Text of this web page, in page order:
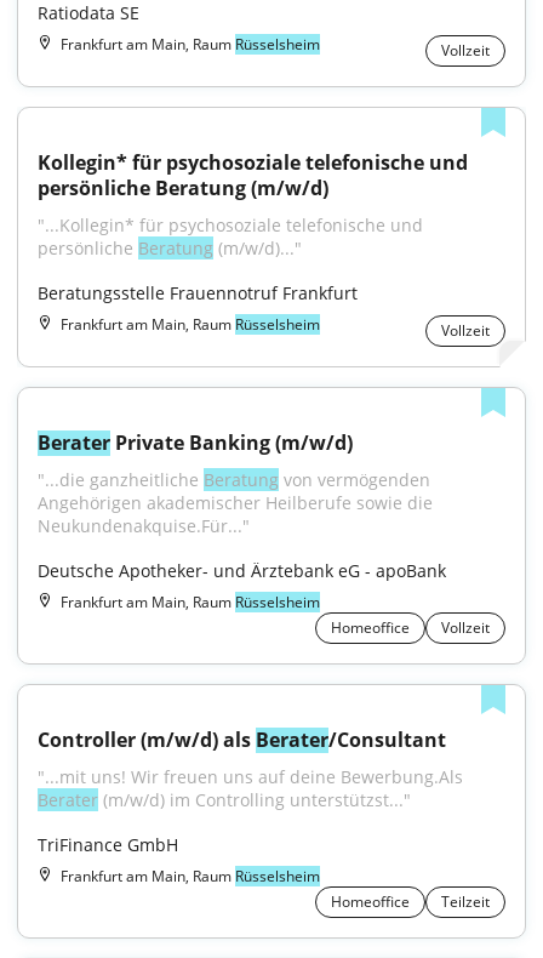
Ratiodata SE
Frankfurt am Main, Raum Rüsselsheim Vollzeit
Kollegin* für psychosoziale telefonische und
persönliche Beratung (m/w/d)
"...Kollegin* für psychosoziale telefonische und
persönliche Beratung (m/w/d)..."
Beratungsstelle Frauennotruf Frankfurt
Frankfurt am Main, Raum Rüsselsheim Vollzeit
Berater Private Banking (m/w/d)
"...die ganzheitliche Beratung von vermögenden
Angehörigen akademischer Heilberufe sowie die
Neukundenakquise.Für..."
Deutsche Apotheker- und Ärztebank eG - apoBank
Frankfurt am Main, Raum Rüsselsheim
Homeoffice
Vollzeit
Controller (m/w/d) als Berater/Consultant
Berater (m/w/d) im Controlling unterstützst..."
TriFinance GmbH
Frankfurt am Main, Raum Rüsselsheim
Homeoffice
Teilzeit